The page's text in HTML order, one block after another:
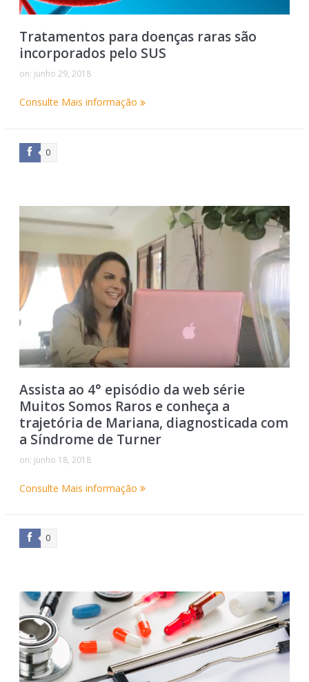
Tratamentos para doenças raras são
incorporados pelo SUS
on: junho 29, 2018
Consulte Mais informação
0
Assista ao 4° episódio da web série
Muitos Somos Raros e conheça a
trajetória de Mariana, diagnosticada com
a Síndrome de Turner
on: junho 18, 2018
Consulte Mais informação
0